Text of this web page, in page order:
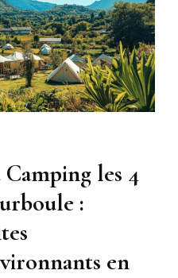
les 4
:
en